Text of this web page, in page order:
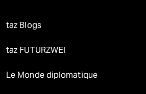
taz Blogs
taz FUTURZWEI
Le Monde diplomatique